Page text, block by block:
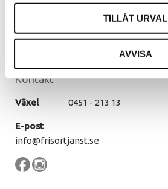
TILLÅT URVAL
AVVISA
07.30 - 16.00
Fredag
Lunch
Kontakt
Växel 0451 - 213 13
E-post
info@frisortjanst.se